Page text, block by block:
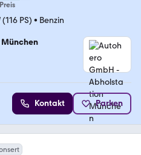
PS) • Benzin
Kontakt Parken